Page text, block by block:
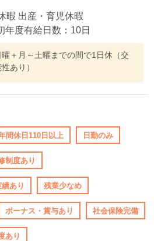
暇 出産・育児休暇
年度有給日数：10日
月～土曜までの間で1日休（交
あり）
間休日110日以上 日勤のみ
制度あり
あり 残業少なめ
ボーナス・賞与あり 社会保険完備
あり